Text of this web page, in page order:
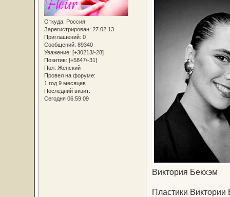
Откуда: Россия
Зарегистрирован: 27.02.13
Приглашений: 0
Сообщений: 89340
Уважение: [+30213/-28]
Позитив: [+5847/-31]
Пол: Женский
Провел на форуме:
1 год 9 месяцев
Последний визит:
Сегодня 06:59:09
Виктория Бекхэм
Пластики Виктории